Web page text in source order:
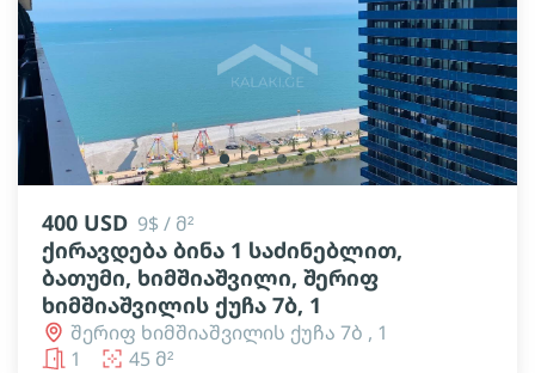
lens lens lens lens
400 USD 9$ / მ²
ქირავდება ბინა 1 საძინებლით,
ბათუმი, ხიმშიაშვილი, შერიფ
ხიმშიაშვილის ქუჩა 7ბ, 1
შერიფ ხიმშიაშვილის ქუჩა 7ბ , 1
1
45 მ²